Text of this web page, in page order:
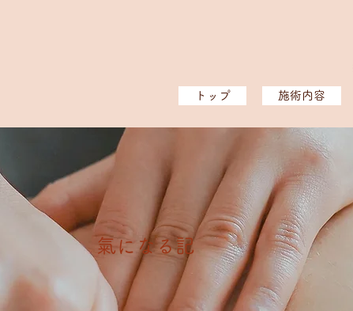
トップ 施術内容
​氣になる記